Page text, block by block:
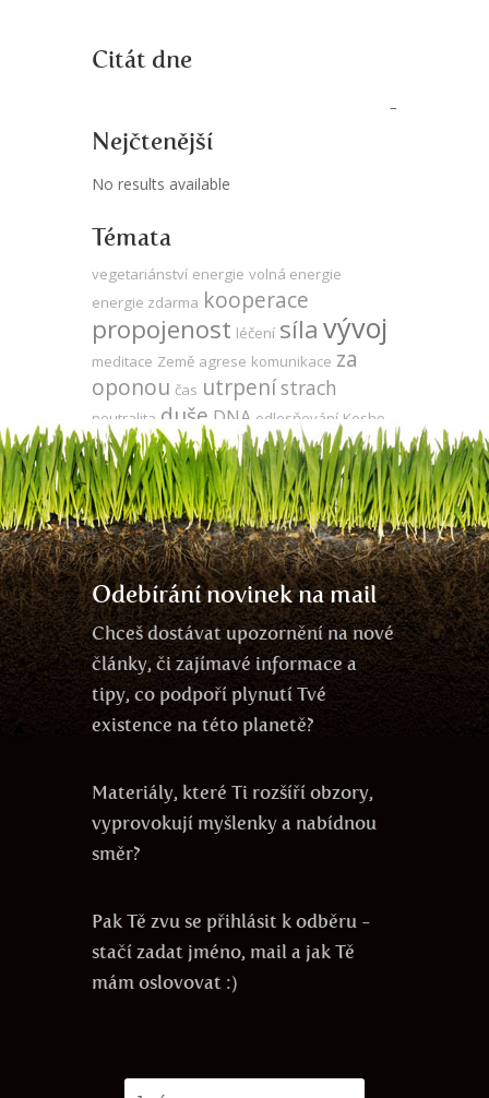
Citát dne
Nejčtenější
No results available
Témata
vegetariánství energie volná energie
energie zdarma kooperace
propojenost léčení sílavývoj
meditace Země agrese komunikace za
oponou čas utrpenístrach
neutralita duše DNA odlesňování Keshe
Tesla gmo veganství láska udržitelnost
přítomnost produktivita mysl sója ego
zdravíjedno vědomí
zodpovědnostevoluce
Odebírání novinek na mail
Chceš dostávat upozornění na nové
články, či zajímavé informace a
tipy, co podpoří plynutí Tvé
existence na této planetě?
Materiály, které Ti rozšíří obzory,
vyprovokují myšlenky a nabídnou
směr?
Pak Tě zvu se přihlásit k odběru -
stačí zadat jméno, mail a jak Tě
mám oslovovat :)